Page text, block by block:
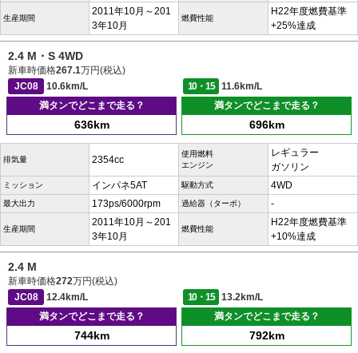
生産期間
2011年10月～201
3年10月
燃費性能
H22年度燃費基準
+25%達成
2.4 M・S 4WD
新車時価格267.1万円(税込)
JC08
10.6km/L 10・15
11.6km/L
満タンでどこまで走る？
636km
満タンでどこまで走る？
696km
排気量 2354cc
使用燃料
エンジン
レギュラー
ガソリン
ミッション インパネ5AT 駆動方式 4WD
最大出力 173ps/6000rpm 過給器（ターボ） -
生産期間
2011年10月～201
3年10月
燃費性能
H22年度燃費基準
+10%達成
2.4 M
新車時価格272万円(税込)
JC08
12.4km/L 10・15
13.2km/L
満タンでどこまで走る？
744km
満タンでどこまで走る？
792km